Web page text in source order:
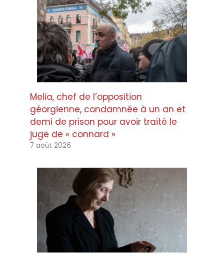
Melia, chef de l’opposition
géorgienne, condamnée à un an et
demi de prison pour avoir traité le
juge de « connard »
7 août 2026